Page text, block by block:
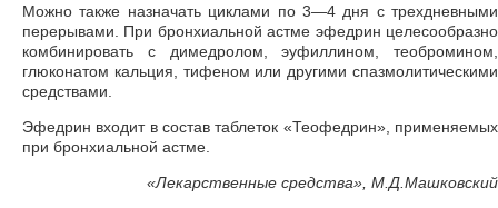
Можно также назначать циклами по 3—4 дня с трехдневными
перерывами. При бронхиальной астме эфедрин целесообразно
комбинировать с димедролом, эуфиллином, теобромином,
глюконатом кальция, тифеном или другими спазмолитическими
средствами.
Эфедрин входит в состав таблеток «Теофедрин», применяемых
при бронхиальной астме.
«Лекарственные средства», М.Д.Машковский